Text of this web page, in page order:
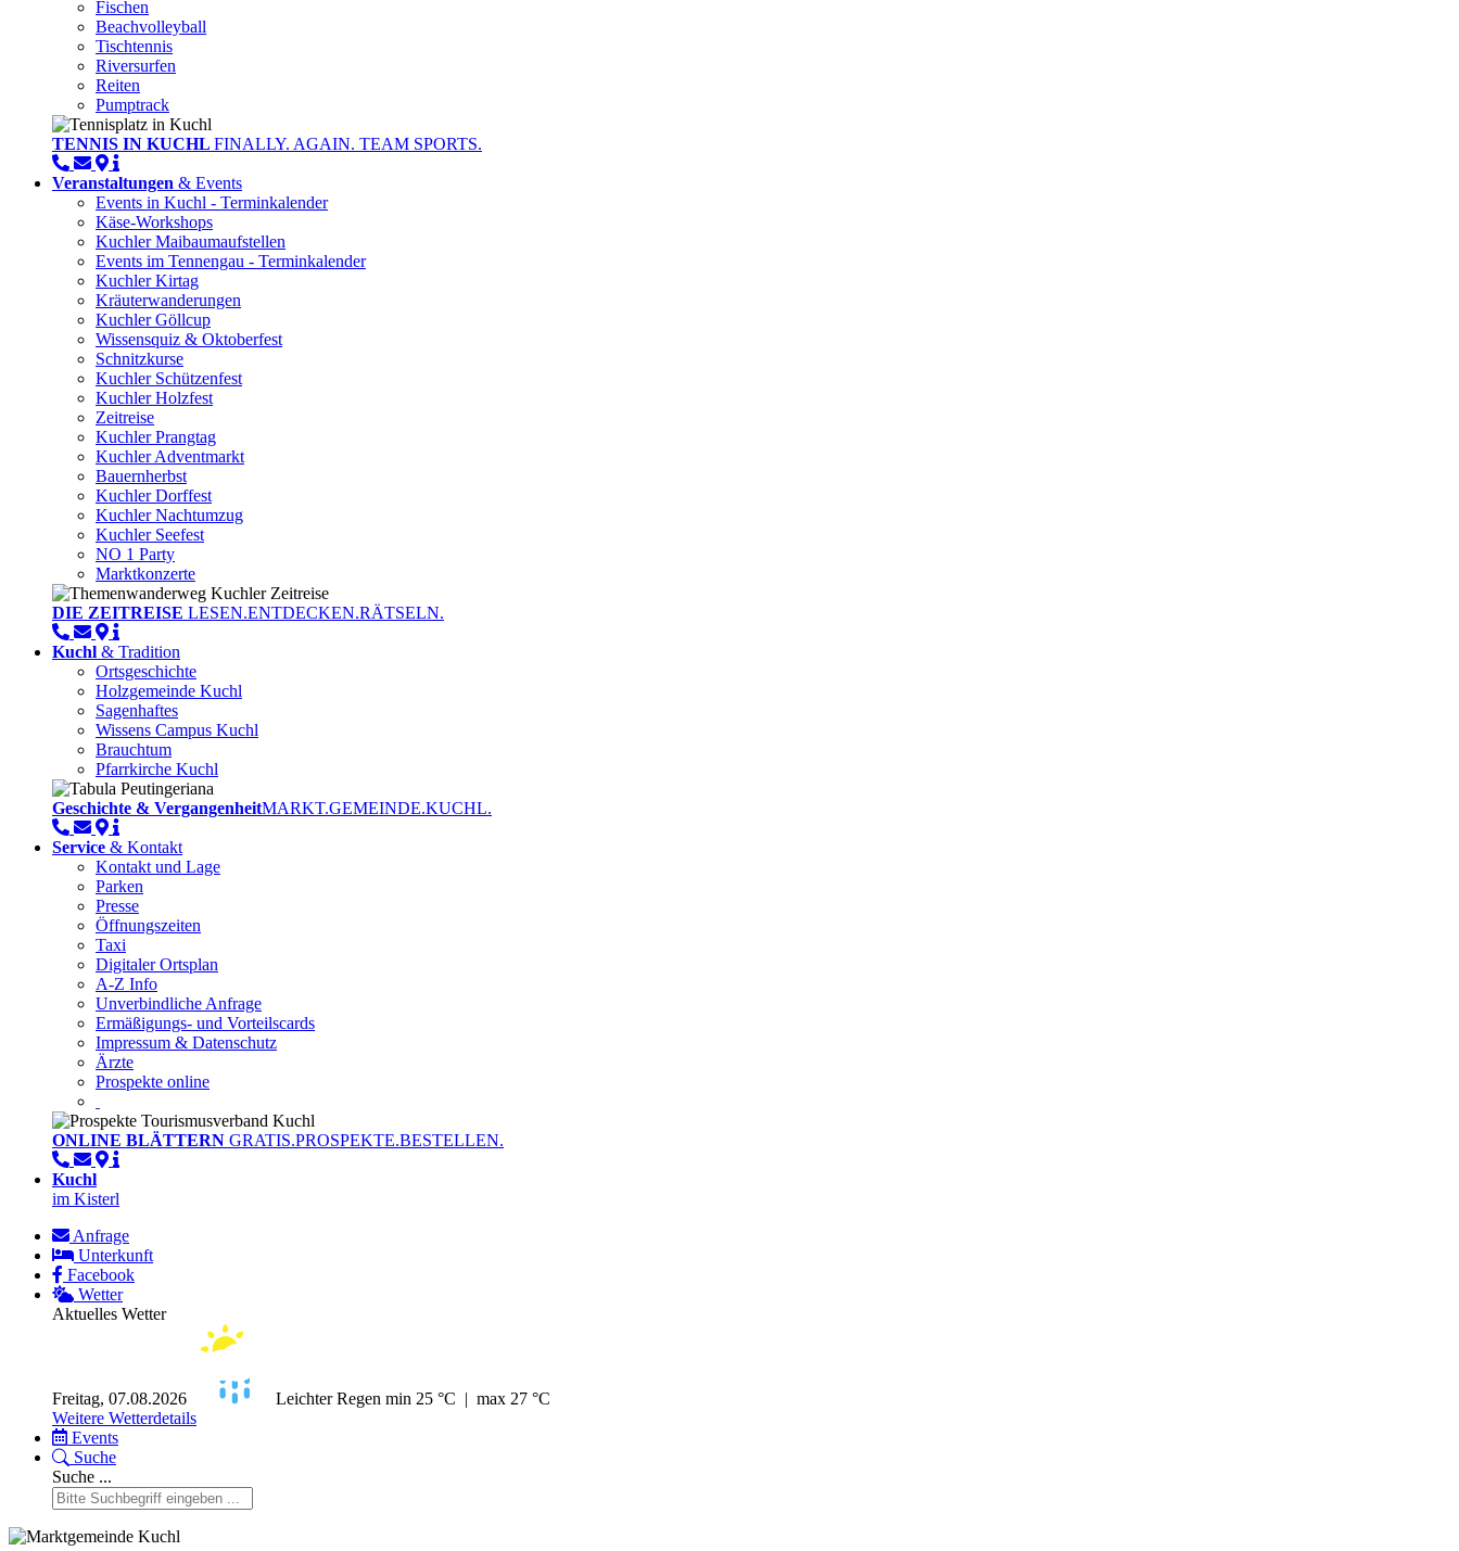
Fischen
Beachvolleyball
Tischtennis
Riversurfen
Reiten
Pumptrack
TENNIS IN KUCHL FINALLY. AGAIN. TEAM SPORTS.
Veranstaltungen & Events
Events in Kuchl - Terminkalender
Käse-Workshops
Kuchler Maibaumaufstellen
Events im Tennengau - Terminkalender
Kuchler Kirtag
Kräuterwanderungen
Kuchler Göllcup
Wissensquiz & Oktoberfest
Schnitzkurse
Kuchler Schützenfest
Kuchler Holzfest
Zeitreise
Kuchler Prangtag
Kuchler Adventmarkt
Bauernherbst
Kuchler Dorffest
Kuchler Nachtumzug
Kuchler Seefest
NO 1 Party
Marktkonzerte
DIE ZEITREISE LESEN.ENTDECKEN.RÄTSELN.
Kuchl & Tradition
Ortsgeschichte
Holzgemeinde Kuchl
Sagenhaftes
Wissens Campus Kuchl
Brauchtum
Pfarrkirche Kuchl
Geschichte & VergangenheitMARKT.GEMEINDE.KUCHL.
Service & Kontakt
Kontakt und Lage
Parken
Presse
Öffnungszeiten
Taxi
Digitaler Ortsplan
A-Z Info
Unverbindliche Anfrage
Ermäßigungs- und Vorteilscards
Impressum & Datenschutz
Ärzte
Prospekte online
ONLINE BLÄTTERN GRATIS.PROSPEKTE.BESTELLEN.
Kuchl
im Kisterl
Anfrage
Unterkunft
Facebook
Wetter
Aktuelles Wetter
Freitag, 07.08.2026 Leichter Regen min 25 °C | max 27 °C
Weitere Wetterdetails
Events
Suche
Suche ...